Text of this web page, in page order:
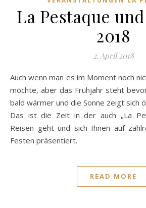
La Pestaque
2018
2. April 2018
Auch wenn man es im Moment noch nicht so richtig glauben
möchte, aber das Frühjahr steht
bald wärmer und die Sonne zeigt sich
Das ist die Zeit in der auch „La
Reisen geht und sich Ihnen auf
Festen präsentiert.
READ MORE